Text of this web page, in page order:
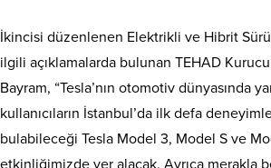
İkincisi düzenlenen Elektrikli ve Hibrit
ilgili açıklamalarda bulunan TEHAD
Bayram, “Tesla’nın otomotiv dünyasında
kullanıcıların İstanbul’da ilk defa
bulabileceği Tesla Model 3, Model S ve